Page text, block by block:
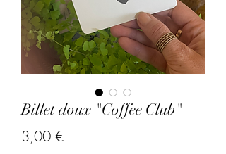
Billet doux "Coffee Club"
3,00 €Prix